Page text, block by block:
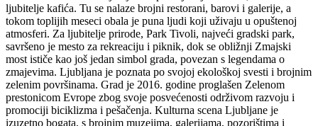
ljubitelje kafića. Tu se nalaze brojni restorani, barovi i galerije, a
tokom toplijih meseci obala je puna ljudi koji uživaju u opuštenoj
atmosferi. Za ljubitelje prirode, Park Tivoli, najveći gradski park,
savršeno je mesto za rekreaciju i piknik, dok se obližnji Zmajski
most ističe kao još jedan simbol grada, povezan s legendama o
zmajevima. Ljubljana je poznata po svojoj ekološkoj svesti i brojnim
zelenim površinama. Grad je 2016. godine proglašen Zelenom
prestonicom Evrope zbog svoje posvećenosti održivom razvoju i
promociji biciklizma i pešačenja. Kulturna scena Ljubljane je
izuzetno bogata, s brojnim muzejima, galerijama, pozorištima i